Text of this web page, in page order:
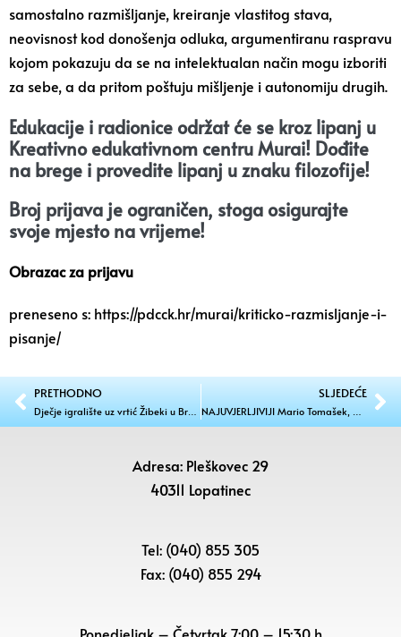
samostalno razmišljanje, kreiranje vlastitog stava,
neovisnost kod donošenja odluka, argumentiranu raspravu
kojom pokazuju da se na intelektualan način mogu izboriti
za sebe, a da pritom poštuju mišljenje i autonomiju drugih.
Edukacije i radionice održat će se kroz lipanj u
Kreativno edukativnom centru Murai! Dođite
na brege i provedite lipanj u znaku filozofije!
Broj prijava je ograničen, stoga osigurajte
svoje mjesto na vrijeme!
Obrazac za prijavu
preneseno s: https://pdcck.hr/murai/kriticko-razmisljanje-i-
pisanje/
PRETHODNO
Dječje igralište uz vrtić Žibeki u Brezju
SLJEDEĆE
NAJUVJERLJIVIJI Mario Tomašek, Anđelko Nagrajsalović i Stanislav Rebernik dobili više od 80% glasova birača
Adresa: Pleškovec 29
40311 Lopatinec
Tel: (040) 855 305
Fax: (040) 855 294